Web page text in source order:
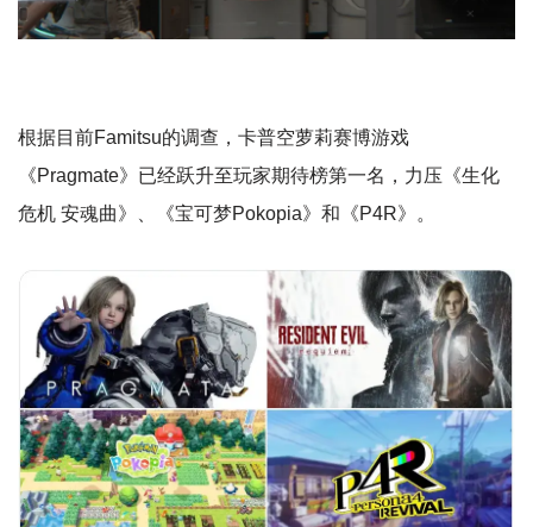
根据目前Famitsu的调查，卡普空萝莉赛博游戏
《Pragmate》已经跃升至玩家期待榜第一名，力压《生化
危机 安魂曲》、《宝可梦Pokopia》和《P4R》。